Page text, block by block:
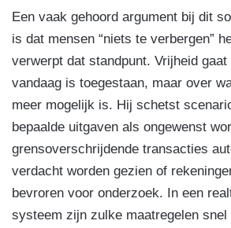
Een vaak gehoord argument bij dit
is dat mensen “niets te verbergen”
verwerpt dat standpunt. Vrijheid
vandaag is toegestaan, maar over
meer mogelijk is. Hij schetst
bepaalde uitgaven als ongewenst
grensoverschrijdende transacties
verdacht worden gezien of
bevroren voor onderzoek. In een
systeem zijn zulke maatregelen